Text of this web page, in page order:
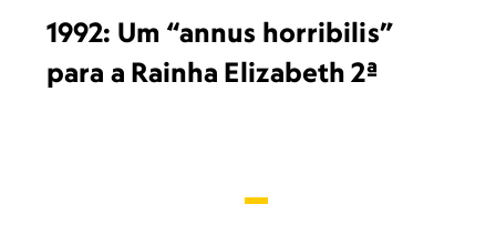
1992: Um “annus horribilis”
para a Rainha Elizabeth 2ª